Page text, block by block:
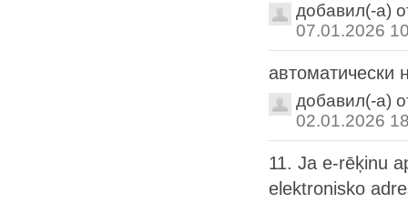
добавил(-а)
07.01.2026
автоматически
добавил(-а)
02.01.2026
11. Ja e-rēķinu
elektronisko